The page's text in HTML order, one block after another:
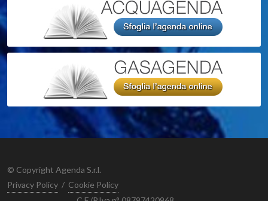
© Copyright Agenda S.r.l.
Privacy Policy / Cookie Policy